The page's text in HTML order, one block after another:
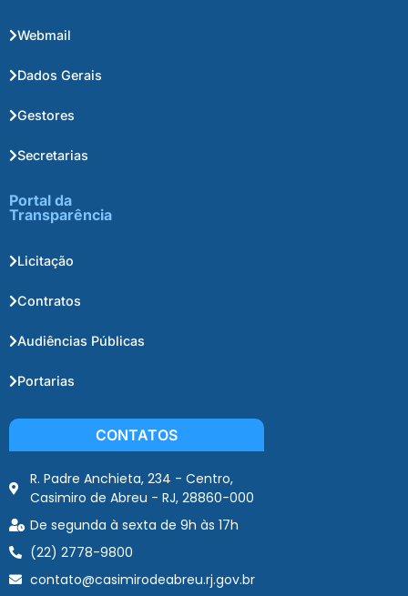
Webmail
Dados Gerais
Gestores
Secretarias
Portal da
Transparência
Licitação
Contratos
Audiências Públicas
Portarias
CONTATOS
R. Padre Anchieta, 234 - Centro,
Casimiro de Abreu - RJ, 28860-000
De segunda à sexta de 9h às 17h
(22) 2778-9800
contato@casimirodeabreu.rj.gov.br